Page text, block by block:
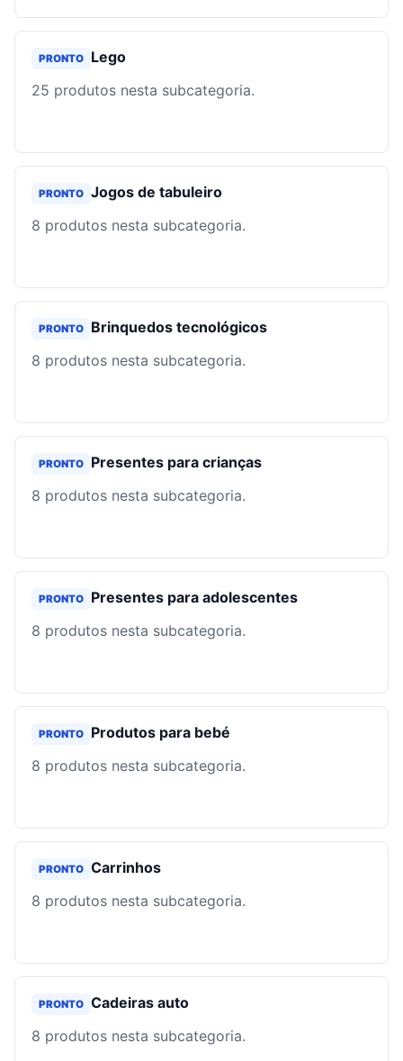
PRONTO
Lego
25 produtos nesta subcategoria.
PRONTO Jogos de tabuleiro
8 produtos nesta subcategoria.
PRONTO
Brinquedos tecnológicos
8 produtos nesta subcategoria.
PRONTO
Presentes para crianças
8 produtos nesta subcategoria.
PRONTO
Presentes para adolescentes
8 produtos nesta subcategoria.
PRONTO
Produtos para bebé
8 produtos nesta subcategoria.
PRONTO Carrinhos
8 produtos nesta subcategoria.
PRONTO Cadeiras auto
8 produtos nesta subcategoria.